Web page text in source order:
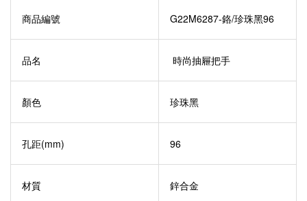
商品編號 G22M6287-鉻/珍珠黑96
品名 時尚抽屜把手
顏色 珍珠黑
孔距(mm) 96
材質 鋅合金